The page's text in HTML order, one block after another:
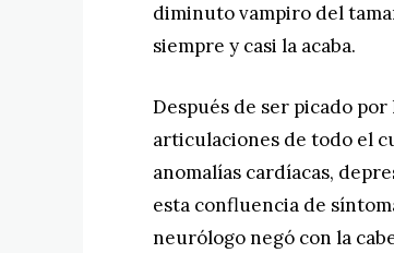
diminuto vampiro del
siempre y casi la acaba.
Después de ser picado
articulaciones de todo el
anomalías cardíacas,
esta confluencia de
neurólogo negó con la